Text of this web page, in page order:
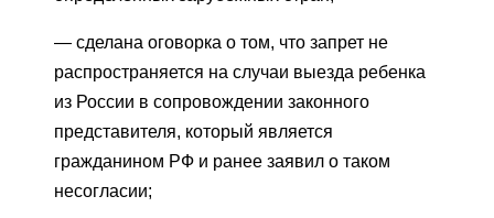
— сделана оговорка о том, что запрет не
распространяется на случаи выезда ребенка
из России в сопровождении законного
представителя, который является
гражданином РФ и ранее заявил о таком
несогласии;